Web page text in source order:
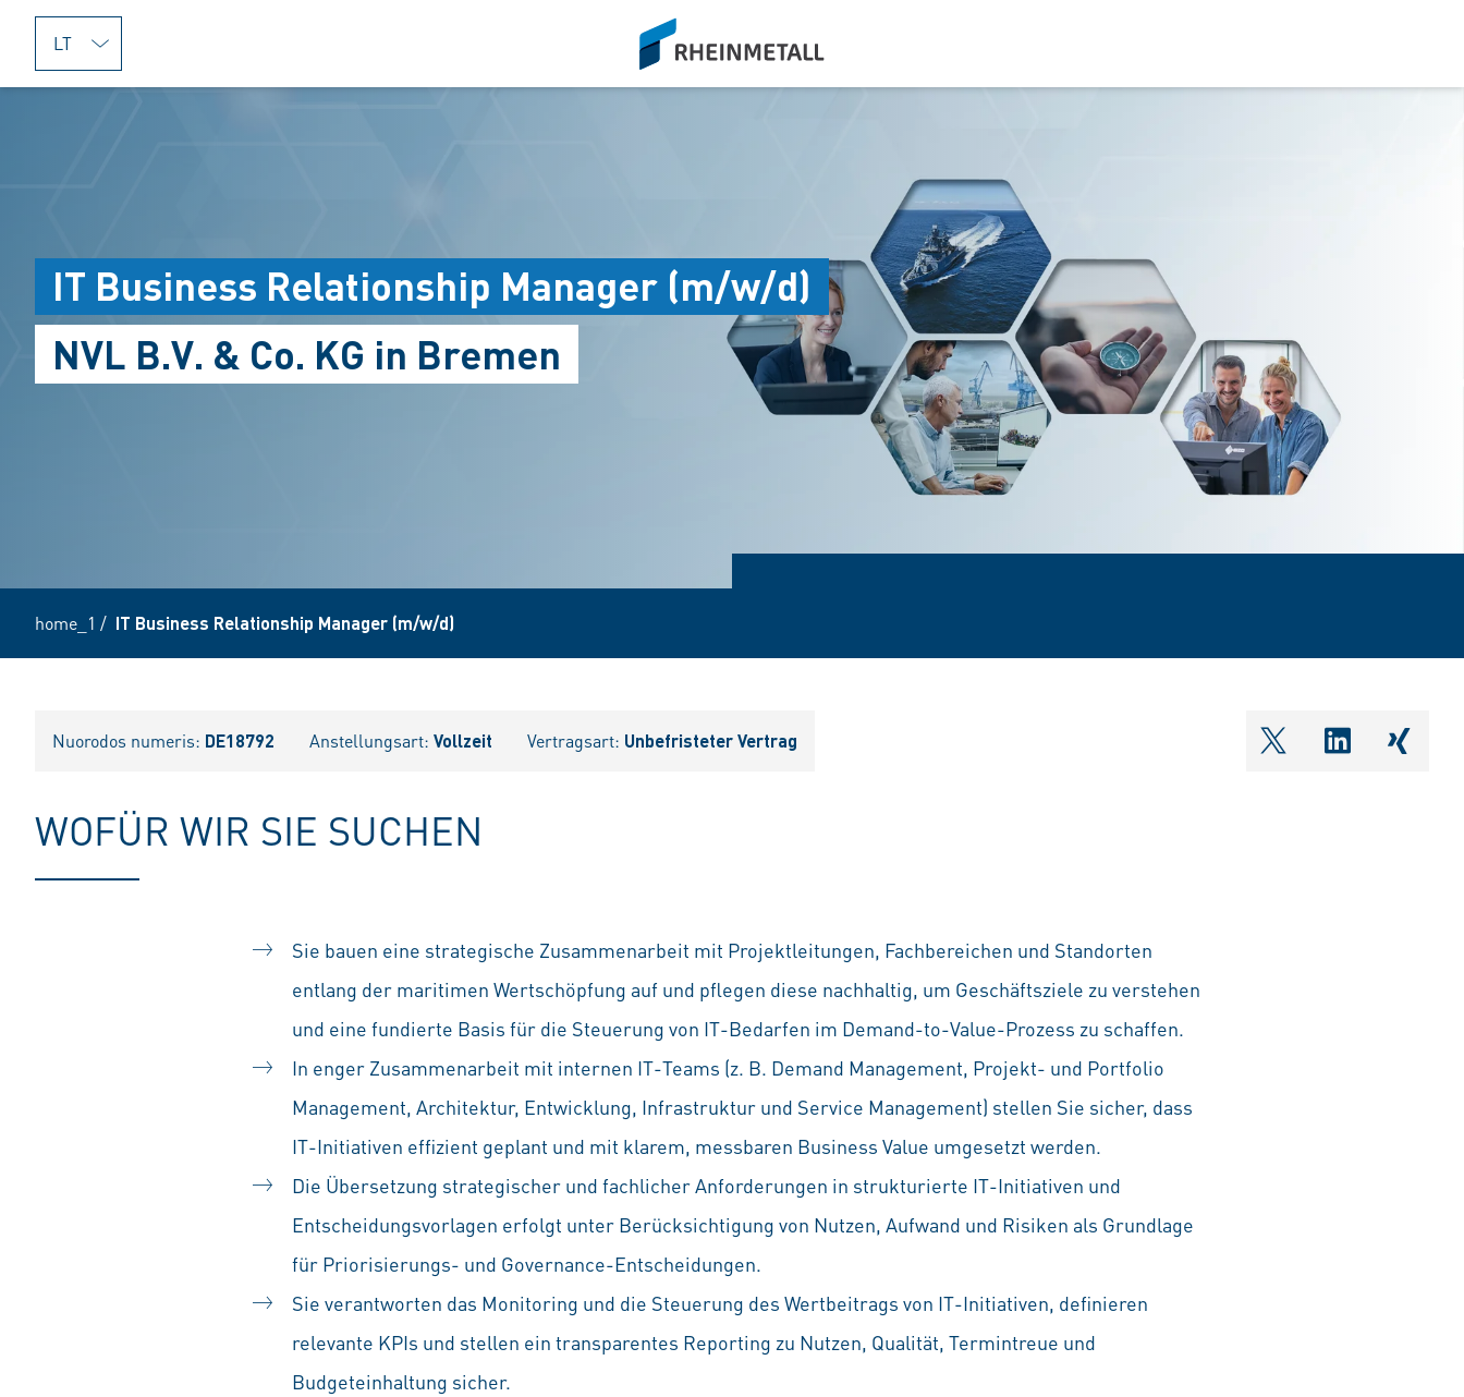
jumpToMain
siteLogo
IT Business Relationship Manager (m/w/d)
NVL B.V. & Co. KG in Bremen
home_1 / IT Business Relationship Manager (m/w/d)
Nuorodos numeris: DE18792 Anstellungsart: Vollzeit Vertragsart: Unbefristeter Vertrag shareOntwitter
WOFÜR WIR SIE SUCHEN
Sie bauen eine strategische Zusammenarbeit mit Projektleitungen, Fachbereichen und Standorten
entlang der maritimen Wertschöpfung auf und pflegen diese nachhaltig, um Geschäftsziele zu verstehen
und eine fundierte Basis für die Steuerung von IT-Bedarfen im Demand-to-Value-Prozess zu schaffen.
In enger Zusammenarbeit mit internen IT-Teams (z. B. Demand Management, Projekt- und Portfolio
Management, Architektur, Entwicklung, Infrastruktur und Service Management) stellen Sie sicher, dass
IT-Initiativen effizient geplant und mit klarem, messbaren Business Value umgesetzt werden.
Die Übersetzung strategischer und fachlicher Anforderungen in strukturierte IT-Initiativen und
Entscheidungsvorlagen erfolgt unter Berücksichtigung von Nutzen, Aufwand und Risiken als Grundlage
für Priorisierungs- und Governance-Entscheidungen.
Sie verantworten das Monitoring und die Steuerung des Wertbeitrags von IT-Initiativen, definieren
relevante KPIs und stellen ein transparentes Reporting zu Nutzen, Qualität, Termintreue und
Budgeteinhaltung sicher.